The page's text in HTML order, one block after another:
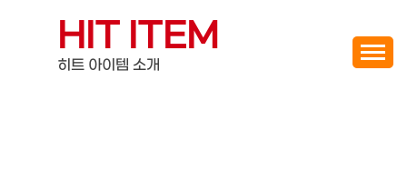
contentHIT ITEM
히트 아이템 소개